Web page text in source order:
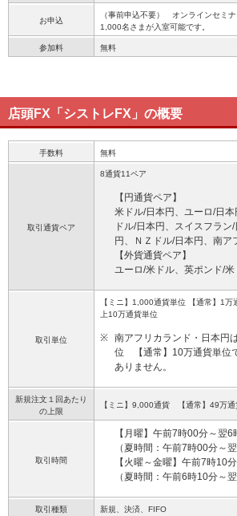
お申込
（事前申込不要） オンラインセミ
1,000名さまが入室可能です。
参加料 無料
店頭FX「シストレFX」の概要
手数料 無料
取引通貨ペア
8通貨11ペア
【円通貨ペア】
米ドル/日本円、ユーロ/日
ドル/日本円、スイスフラ
円、ＮＺドル/日本円、南ア
【外貨通貨ペア】
ユーロ/米ドル、英ポンド/
取引単位
【ミニ】1,000通貨単位 【通常】1
上10万通貨単位
※ 南アフリカランド・日本円
位 【通常】10万通貨単位
ありません。
新規注文１回あたり
の上限
【ミニ】9,000通貨 【通常】49万
取引時間
【月曜】午前7時00分～翌6
（夏時間：午前7時00分～
【火曜～金曜】午前7時10
（夏時間：午前6時10分～
取引種類 新規、決済、FIFO